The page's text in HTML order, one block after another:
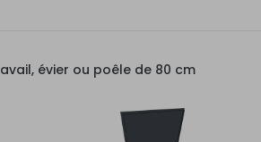
évier ou poêle de 80 cm